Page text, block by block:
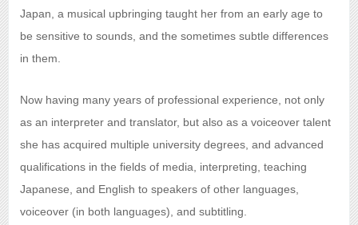
Japan, a musical upbringing taught her from an early age to
be sensitive to sounds, and the sometimes subtle differences
in them.
Now having many years of professional experience, not only
as an interpreter and translator, but also as a voiceover talent
she has acquired multiple university degrees, and advanced
qualifications in the fields of media, interpreting, teaching
Japanese, and English to speakers of other languages,
voiceover (in both languages), and subtitling.